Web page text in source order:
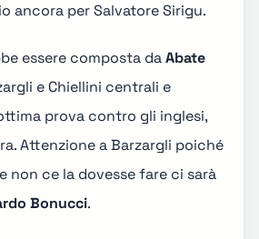
ancora per Salvatore Sirigu.
essere composta daAbate
e Chiellini centrali e
prova contro gli inglesi,
Attenzione a Barzargli poiché
non ce la dovesse fare ci sarà
Bonucci.